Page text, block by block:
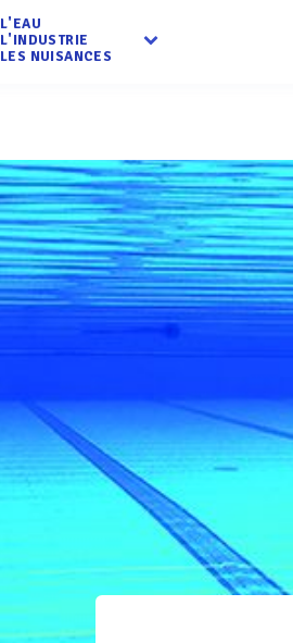
L'EAU
L'INDUSTRIE
LES NUISANCES